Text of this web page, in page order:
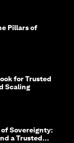
Pillars of
for Trusted
Scaling
Sovereignty:
a Trusted